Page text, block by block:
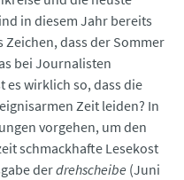
in diesem Jahr bereits
dass der Sommer
bei Journalisten
es wirklich so, dass die
Zeit leiden? In
vorgehen, um den
schmackhafte Lesekost
derdrehscheibe (Juni